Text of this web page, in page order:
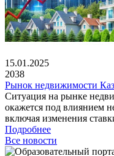
15.01.2025
2038
Рынок недвижимости
Ситуация на рынке
окажется под влиянием
включая изменения
Подробнее
Все новости